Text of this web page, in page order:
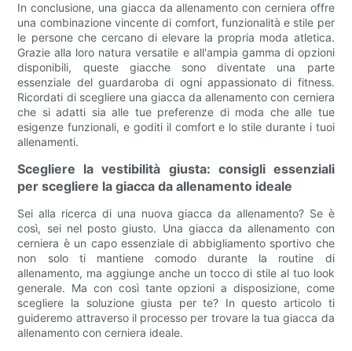
In conclusione, una giacca da allenamento con cerniera offre
una combinazione vincente di comfort, funzionalità e stile per
le persone che cercano di elevare la propria moda atletica.
Grazie alla loro natura versatile e all'ampia gamma di opzioni
disponibili, queste giacche sono diventate una parte
essenziale del guardaroba di ogni appassionato di fitness.
Ricordati di scegliere una giacca da allenamento con cerniera
che si adatti sia alle tue preferenze di moda che alle tue
esigenze funzionali, e goditi il ​​comfort e lo stile durante i tuoi
allenamenti.
Scegliere la vestibilità giusta: consigli essenziali
per scegliere la giacca da allenamento ideale
Sei alla ricerca di una nuova giacca da allenamento? Se è
così, sei nel posto giusto. Una giacca da allenamento con
cerniera è un capo essenziale di abbigliamento sportivo che
non solo ti mantiene comodo durante la routine di
allenamento, ma aggiunge anche un tocco di stile al tuo look
generale. Ma con così tante opzioni a disposizione, come
scegliere la soluzione giusta per te? In questo articolo ti
guideremo attraverso il processo per trovare la tua giacca da
allenamento con cerniera ideale.